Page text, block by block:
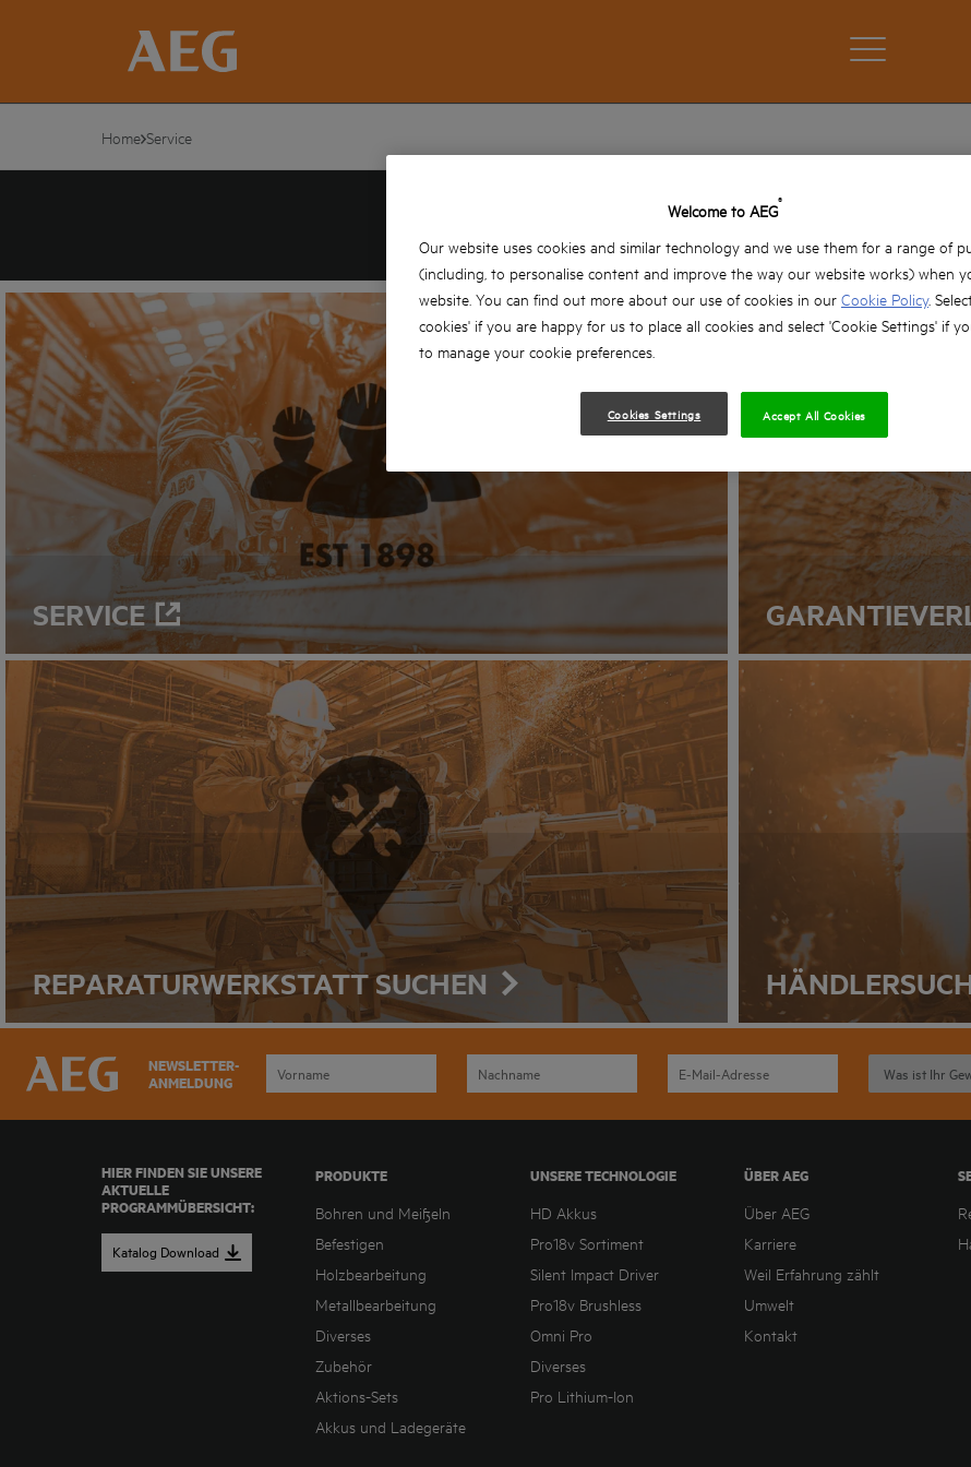
Home Service
SERVICE
SERVICE
REPARATURWERKSTATT SUCHEN
NEWSLETTER-
ANMELDUNG
HIER FINDEN SIE UNSERE
AKTUELLE
PROGRAMMÜBERSICHT:
Katalog Download
PRODUKTE
Bohren und Meißeln
Befestigen
Holzbearbeitung
Metallbearbeitung
Diverses
Zubehör
Aktions-Sets
Akkus und Ladegeräte
UNSERE TECHNOLOGIE
HD Akkus
Pro18v Sortiment
Silent Impact Driver
Pro18v Brushless
Omni Pro
Diverses
Pro Lithium-Ion
ÜBER AEG
Über AEG
Karriere
Weil Erfahrung zählt
Umwelt
Kontakt
Welcome to AEG®
Our website uses cookies and similar technology and we use them for a range of
(including, to personalise content and improve the way our website works) when
website. You can find out more about our use of cookies in our Cookie Policy.
cookies' if you are happy for us to place all cookies and select 'Cookie Settings' if
to manage your cookie preferences.
Cookies Settings Accept All Cookies